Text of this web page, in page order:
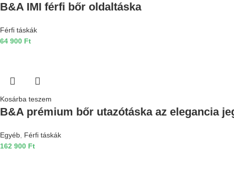
B&A IMI férfi bőr oldaltáska
Férfi táskák
64 900 Ft
Kosárba teszem
B&A prémium bőr utazótáska az elegancia
Egyéb, Férfi táskák
162 900 Ft